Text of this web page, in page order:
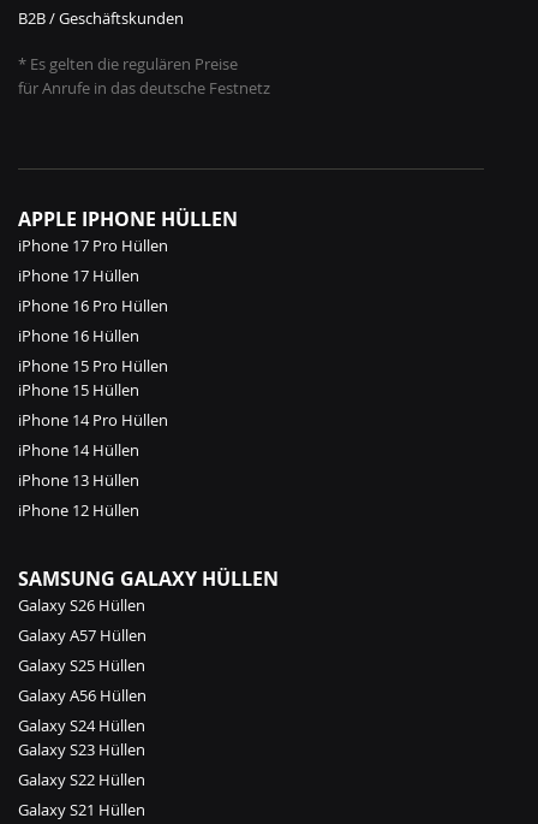
B2B / Geschäftskunden
* Es gelten die regulären Preise
für Anrufe in das deutsche Festnetz
APPLE IPHONE HÜLLEN
iPhone 17 Pro Hüllen
iPhone 17 Hüllen
iPhone 16 Pro Hüllen
iPhone 16 Hüllen
iPhone 15 Pro Hüllen
iPhone 15 Hüllen
iPhone 14 Pro Hüllen
iPhone 14 Hüllen
iPhone 13 Hüllen
iPhone 12 Hüllen
SAMSUNG GALAXY HÜLLEN
Galaxy S26 Hüllen
Galaxy A57 Hüllen
Galaxy S25 Hüllen
Galaxy A56 Hüllen
Galaxy S24 Hüllen
Galaxy S23 Hüllen
Galaxy S22 Hüllen
Galaxy S21 Hüllen